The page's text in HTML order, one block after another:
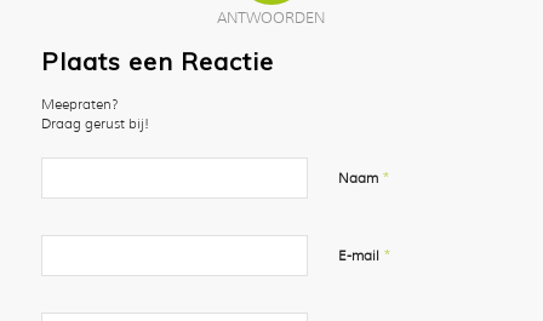
ANTWOORDEN
Plaats een Reactie
Meepraten?
Draag gerust bij!
Naam *
E-mail *